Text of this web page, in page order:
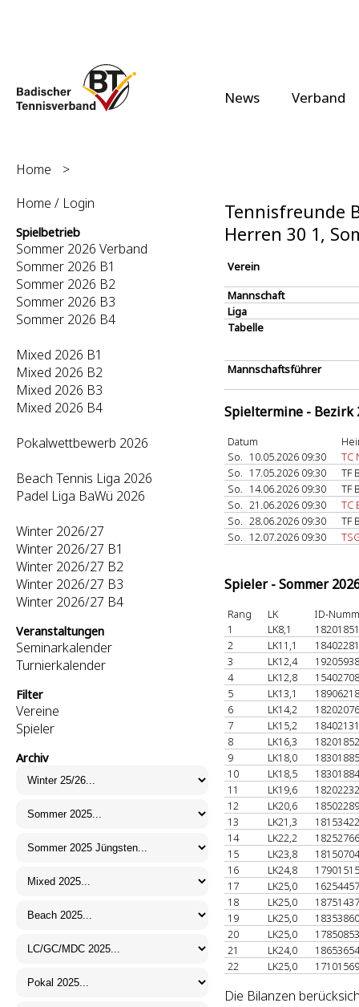
News Verband
Home
>
Home / Login
Spielbetrieb
Sommer 2026 Verband
Sommer 2026 B1
Sommer 2026 B2
Sommer 2026 B3
Sommer 2026 B4
Mixed 2026 B1
Mixed 2026 B2
Mixed 2026 B3
Mixed 2026 B4
Pokalwettbewerb 2026
Beach Tennis Liga 2026
Padel Liga BaWü 2026
Winter 2026/27
Winter 2026/27 B1
Winter 2026/27 B2
Winter 2026/27 B3
Winter 2026/27 B4
Veranstaltungen
Seminarkalender
Turnierkalender
Filter
Vereine
Spieler
Archiv
Tennisfreunde
Herren 30 1,
Verein
Mannschaft
Liga
Tabelle
Mannschaftsführer
Spieltermine - Bezirk
Datum
So. 10.05.2026 09:30
TC
So. 17.05.2026 09:30
TF
So. 14.06.2026 09:30
TF
So. 21.06.2026 09:30
TC
So. 28.06.2026 09:30
TF
So. 12.07.2026 09:30
Spieler - Sommer
Rang LK
ID-
1
LK8,1
2
LK11,1
3
LK12,4
4
LK12,8
5
LK13,1
6
LK14,2
7
LK15,2
8
LK16,3
9
LK18,0
10
LK18,5
11
LK19,6
12
LK20,6
13
LK21,3
14
LK22,2
15
LK23,8
16
LK24,8
17
LK25,0
18
LK25,0
19
LK25,0
20
LK25,0
21
LK24,0
22
LK25,0
Die Bilanzen